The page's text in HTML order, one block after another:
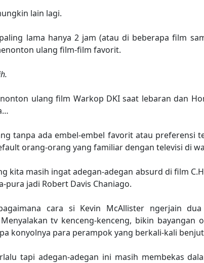
lain lagi.
lama hanya 2 jam (atau di beberapa film
ulang film-film favorit.
ulang film Warkop DKI saat lebaran dan
tanpa ada embel-embel favorit atau preferensi
orang-orang yang familiar dengan televisi di
kita masih ingat adegan-adegan absurd di film
pura jadi Robert Davis Chaniago.
cara si Kevin McAllister ngerjain
tv kenceng-kenceng, bikin bayangan
konyolnya para perampok yang berkali-kali
tapi adegan-adegan ini masih membekas